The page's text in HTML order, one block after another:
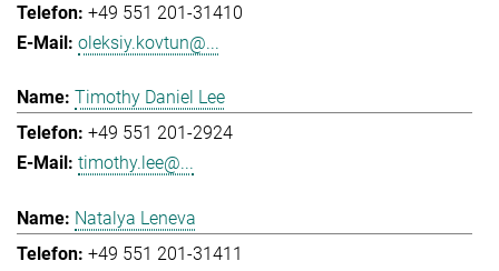
+49 551 201-31410
oleksiy.kovtun@...
Timothy Daniel Lee
+49 551 201-2924
timothy.lee@...
Natalya Leneva
+49 551 201-31411